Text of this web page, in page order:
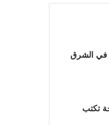
في الشرق
تكتب